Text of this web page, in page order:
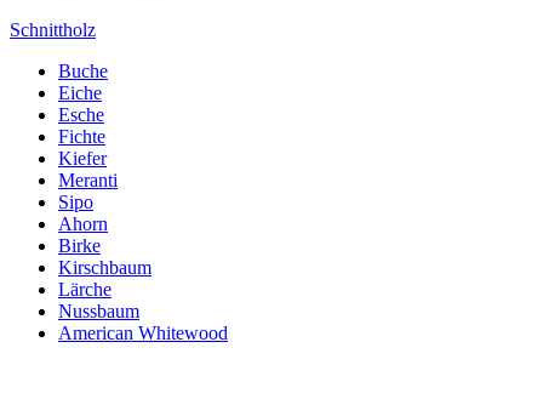
Schnittholz
Buche
Eiche
Esche
Fichte
Kiefer
Meranti
Sipo
Ahorn
Birke
Kirschbaum
Lärche
Nussbaum
American Whitewood